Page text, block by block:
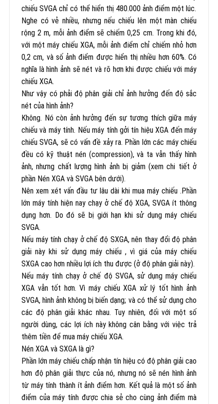
chiếu SVGA chỉ có thể hiển thị 480.000 ảnh điểm một lúc.
Nghe có vẻ nhiều, nhưng nếu chiếu lên một màn chiếu
rộng 2 m, mỗi ảnh điểm sẽ chiếm 0,25 cm. Trong khi đó,
với một máy chiếu XGA, mỗi ảnh điểm chỉ chiếm nhỏ hơn
0,2 cm, và số ảnh điểm được hiển thị nhiều hơn 60%. Có
nghĩa là hình ảnh sẽ nét và rõ hơn khi được chiếu với máy
chiếu XGA.
Như vậy có phải độ phân giải chỉ ảnh hưởng đến độ sắc
nét của hình ảnh?
Không. Nó còn ảnh hưởng đến sự tương thích giữa máy
chiếu và máy tính. Nếu máy tính gởi tín hiệu XGA đến máy
chiếu SVGA, sẽ có vấn đề xảy ra. Phần lớn các máy chiếu
đều có kỹ thuật nén (compression), và ta vẫn thấy hình
ảnh, nhưng chất lượng hình ảnh bị giảm (xem chi tiết ở
phần Nén XGA và SVGA bên dưới).
Nên xem xét vấn đầu tư lâu dài khi mua máy chiếu .Phần
lớn máy tính hiện nay chạy ở chế độ XGA, SVGA ít thông
dụng hơn. Do đó sẽ bị giới hạn khi sử dụng máy chiếu
SVGA.
Nếu máy tính chạy ở chế độ SXGA, nên thay đổi độ phân
giải này khi sử dụng máy chiếu , vì giá của máy chiếu
SXGA cao hơn nhiều lợi ích thu được (ở độ phân giải này).
Nếu máy tính chạy ở chế độ SVGA, sử dụng máy chiếu
XGA vẫn tốt hơn. Vì máy chiếu XGA xử lý tốt hình ảnh
SVGA, hình ảnh không bị biến dạng; và có thể sử dụng cho
các độ phân giải khác nhau. Tuy nhiên, đối với một số
người dùng, các lợi ích này không cân bằng với việc trả
thêm tiền để mua máy chiếu XGA.
Nén XGA và SXGA là gì?
Phần lớn máy chiếu chấp nhận tín hiệu có độ phân giải cao
hơn độ phân giải thực của nó, nhưng nó sẽ nén hình ảnh
từ máy tính thành ít ảnh điểm hơn. Kết quả là một số ảnh
điểm của máy tính được chia sẻ cho cùng ảnh điểm mà